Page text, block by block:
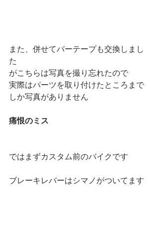
また、併せてバーテープも交換しまし
た
がこちらは写真を撮り忘れたので
実際はパーツを取り付けたところまで
しか写真がありません
痛恨のミス
ではまずカスタム前のバイクです
ブレーキレバーはシマノがついてます